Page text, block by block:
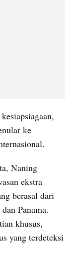
ke
Naning
ekstra
berasal dari
Panama.
khusus,
yang terdeteksi